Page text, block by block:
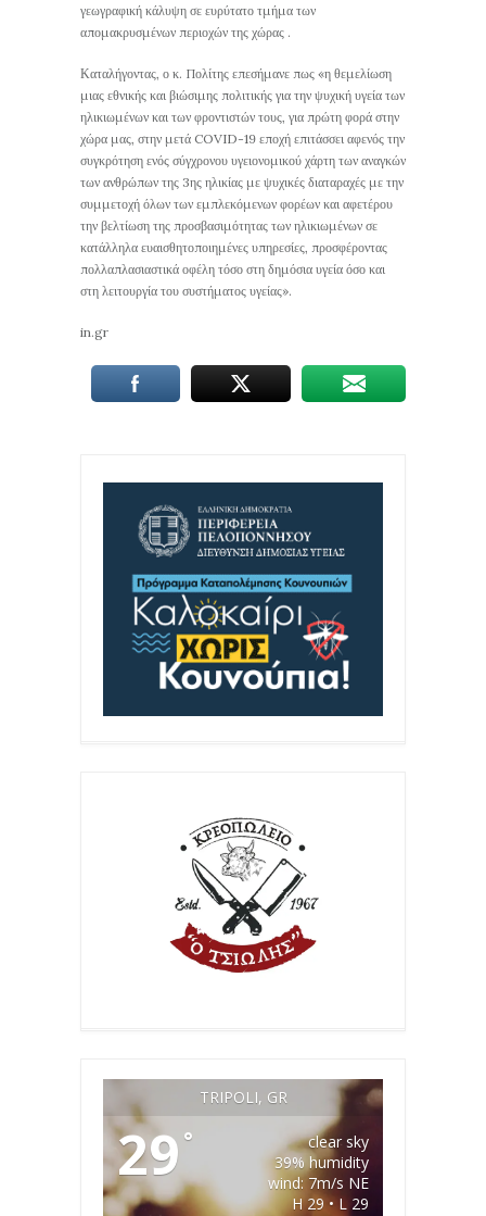
γεωγραφική κάλυψη σε ευρύτατο τμήμα των
απομακρυσμένων περιοχών της χώρας .
Καταλήγοντας, ο κ. Πολίτης επεσήμανε πως «η θεμελίωση
μιας εθνικής και βιώσιμης πολιτικής για την ψυχική υγεία των
ηλικιωμένων και των φροντιστών τους, για πρώτη φορά στην
χώρα μας, στην μετά COVID-19 εποχή επιτάσσει αφενός την
συγκρότηση ενός σύγχρονου υγειονομικού χάρτη των αναγκών
των ανθρώπων της 3ης ηλικίας με ψυχικές διαταραχές με την
συμμετοχή όλων των εμπλεκόμενων φορέων και αφετέρου
την βελτίωση της προσβασιμότητας των ηλικιωμένων σε
κατάλληλα ευαισθητοποιημένες υπηρεσίες, προσφέροντας
πολλαπλασιαστικά οφέλη τόσο στη δημόσια υγεία όσο και
στη λειτουργία του συστήματος υγείας».
in.gr
TRIPOLI, GR
29 °
clear sky
39% humidity
wind: 7m/s NE
H 29 • L 29